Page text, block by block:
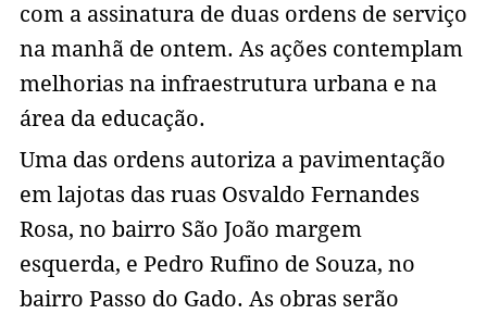
com a assinatura de duas ordens de serviço
na manhã de ontem. As ações contemplam
melhorias na infraestrutura urbana e na
área da educação.
Uma das ordens autoriza a pavimentação
em lajotas das ruas Osvaldo Fernandes
Rosa, no bairro São João margem
esquerda, e Pedro Rufino de Souza, no
bairro Passo do Gado. As obras serão